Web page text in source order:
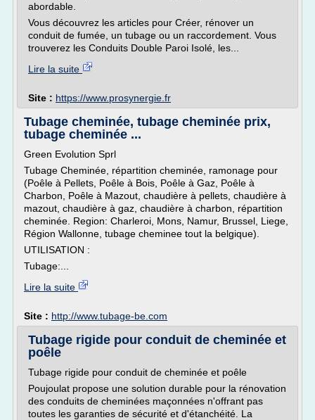
abordable.
Vous découvrez les articles pour Créer, rénover un
conduit de fumée, un tubage ou un raccordement. Vous
trouverez les Conduits Double Paroi Isolé, les...
Lire la suite
Site : https://www.prosynergie.fr
Tubage cheminée, tubage cheminée prix,
tubage cheminée ...
Green Evolution Sprl
Tubage Cheminée, répartition cheminée, ramonage pour
(Poêle à Pellets, Poêle à Bois, Poêle à Gaz, Poêle à
Charbon, Poêle à Mazout, chaudière à pellets, chaudière à
mazout, chaudière à gaz, chaudière à charbon, répartition
cheminée. Region: Charleroi, Mons, Namur, Brussel, Liege,
Région Wallonne, tubage cheminee tout la belgique).
UTILISATION :
Tubage:...
Lire la suite
Site : http://www.tubage-be.com
Tubage rigide pour conduit de cheminée et
poêle
Tubage rigide pour conduit de cheminée et poêle
Poujoulat propose une solution durable pour la rénovation
des conduits de cheminées maçonnées n'offrant pas
toutes les garanties de sécurité et d'étanchéité. La